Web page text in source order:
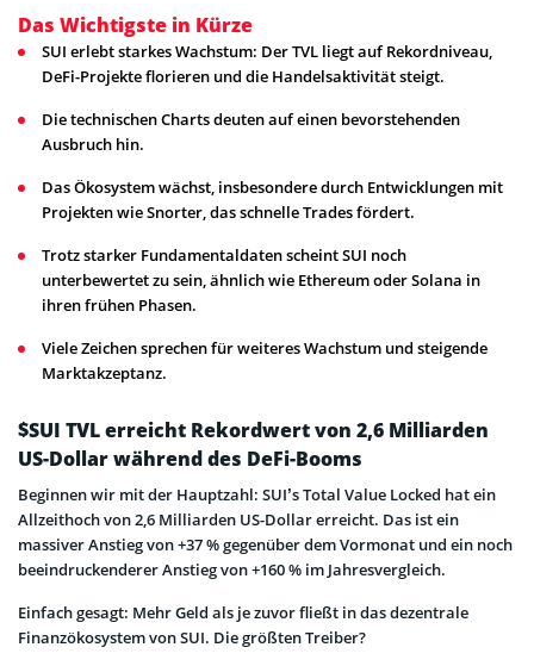
Das Wichtigste in Kürze
SUI erlebt starkes Wachstum: Der TVL liegt auf Rekordniveau,
DeFi-Projekte florieren und die Handelsaktivität steigt.
Die technischen Charts deuten auf einen bevorstehenden
Ausbruch hin.
Das Ökosystem wächst, insbesondere durch Entwicklungen mit
Projekten wie Snorter, das schnelle Trades fördert.
Trotz starker Fundamentaldaten scheint SUI noch
unterbewertet zu sein, ähnlich wie Ethereum oder Solana in
ihren frühen Phasen.
Viele Zeichen sprechen für weiteres Wachstum und steigende
Marktakzeptanz.
$SUI TVL erreicht Rekordwert von 2,6 Milliarden
US-Dollar während des DeFi-Booms
Beginnen wir mit der Hauptzahl: SUI’s Total Value Locked hat ein
Allzeithoch von 2,6 Milliarden US-Dollar erreicht. Das ist ein
massiver Anstieg von +37 % gegenüber dem Vormonat und ein noch
beeindruckenderer Anstieg von +160 % im Jahresvergleich.
Einfach gesagt: Mehr Geld als je zuvor fließt in das dezentrale
Finanzökosystem von SUI. Die größten Treiber?